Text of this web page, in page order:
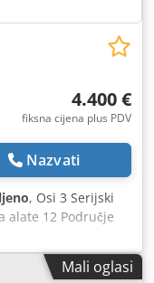
4.400 €
fiksna cijena plus PDV
Nazvati
, Osi 3 Serijski
alate 12 Područje
Ujpfx Aa Tjck Broj
upravljanje
Mali oglasi